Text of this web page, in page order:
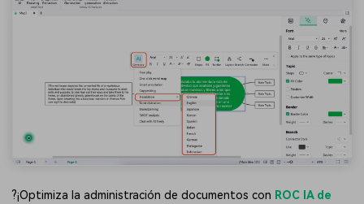
?️¡Optimiza la administración de documentos con ROC IA de